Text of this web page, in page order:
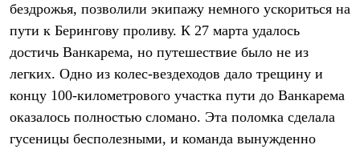
Куртки
Брюки
Утепленная синтетикой
Комбинезоны
Куртки
Лёгкая одежда
Футболки
Толстовки
Брюки
бездрожья, позволили экипажу немного ускориться на
пути к Берингову проливу. К 27 марта удалось
достичь Ванкарема, но путешествие было не из
легких. Одно из колес-вездеходов дало трещину и
концу 100-километрового участка пути до Ванкарема
оказалось полностью сломано. Эта поломка сделала
гусеницы бесполезными, и команда вынужденно